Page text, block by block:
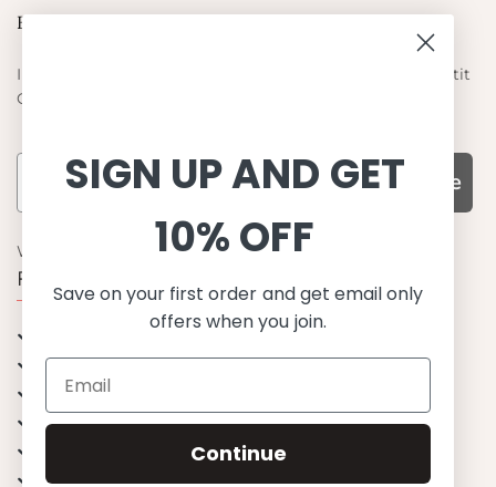
Blieb auf dem laufenden
Informieren Sie sich über die neuesten Angebote von Petit
Crabe
Subscribe
WARUM UNS WÄHLEN
Funktion, Qualität und Design
OEKO-TEX® zertifiziertes Stoffe
Materialien von bester Qualität
Stilvoll & Anspruchsvoll
Angenehm zu tragen
Mix&Match - Endlose Kombinationen
SIGN UP AND GET
10% OFF
Save on your first order and get email only
offers when you join.
Continue